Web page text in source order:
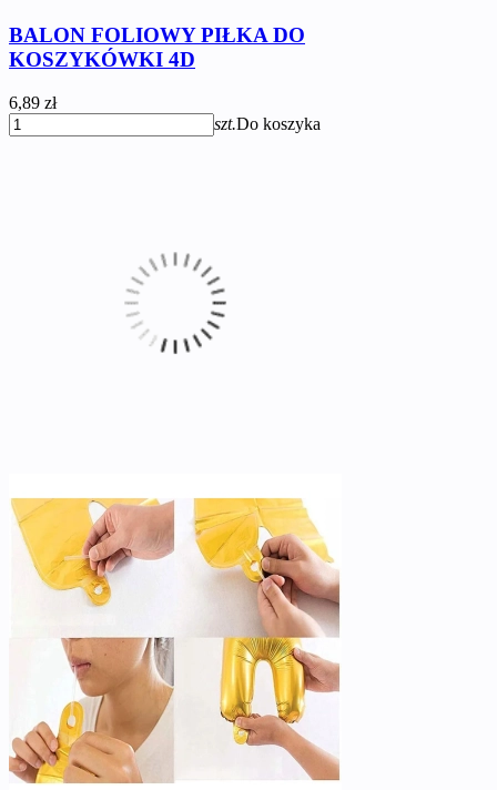
BALON FOLIOWY PIŁKA DO
KOSZYKÓWKI 4D
6,89 zł
szt.Do koszyka